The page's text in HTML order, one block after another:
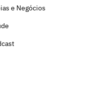
e Negócios